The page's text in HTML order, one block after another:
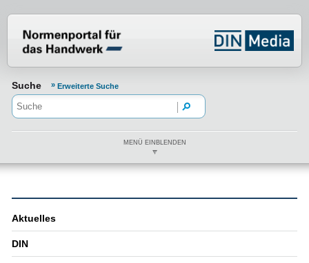
Suche Erweiterte Suche
MENÜ EINBLENDEN
Aktuelles
DIN